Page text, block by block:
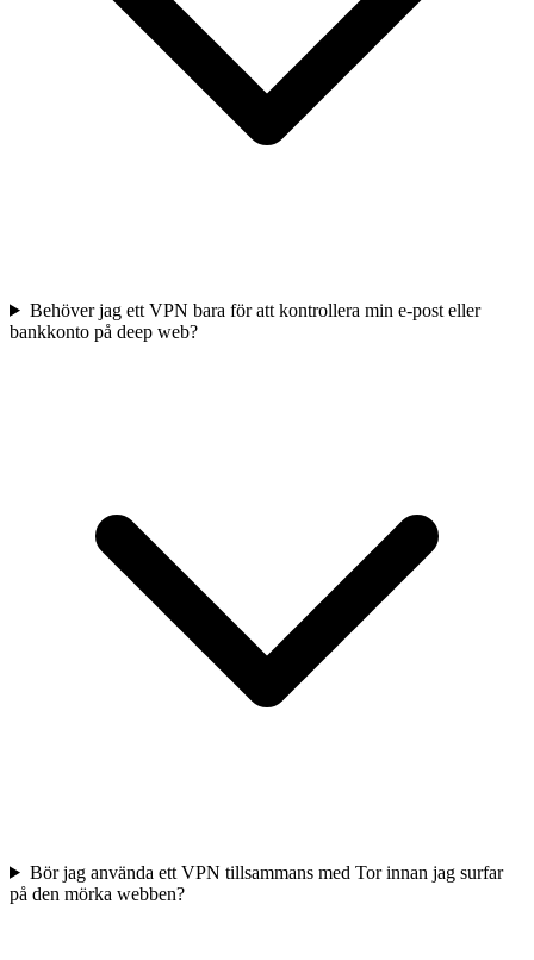
Behöver jag ett VPN bara för att kontrollera min e-post eller
bankkonto på deep web?
Bör jag använda ett VPN tillsammans med Tor innan jag surfar
på den mörka webben?